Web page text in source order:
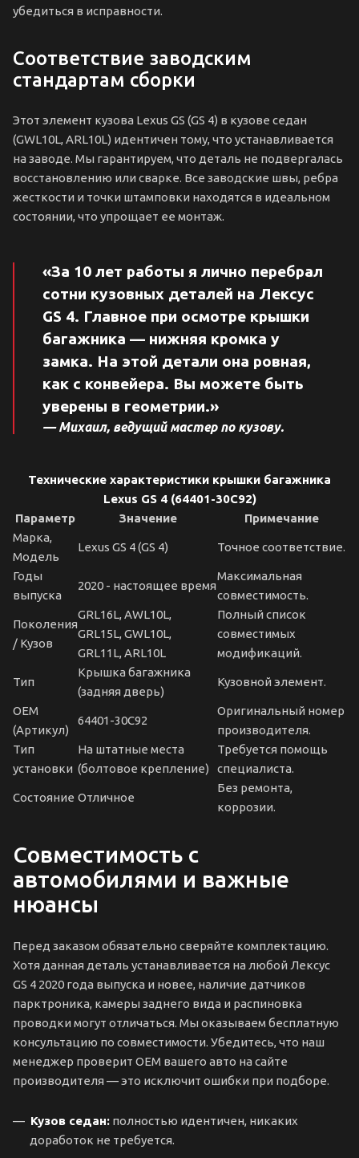
убедиться в исправности.
Соответствие заводским
стандартам сборки
Этот элемент кузова Lexus GS (GS 4) в кузове седан
(GWL10L, ARL10L) идентичен тому, что устанавливается
на заводе. Мы гарантируем, что деталь не подвергалась
восстановлению или сварке. Все заводские швы, ребра
жесткости и точки штамповки находятся в идеальном
состоянии, что упрощает ее монтаж.
«За 10 лет работы я лично перебрал
сотни кузовных деталей на Лексус
GS 4. Главное при осмотре крышки
багажника — нижняя кромка у
замка. На этой детали она ровная,
как с конвейера. Вы можете быть
уверены в геометрии.»
— Михаил, ведущий мастер по кузову.
Технические характеристики крышки багажника
Lexus GS 4 (64401-30C92)
Параметр
Значение
Примечание
Марка,
Модель
Lexus GS 4 (GS 4) Точное соответствие.
Годы
выпуска
2020 - настоящее время
Максимальная
совместимость.
Поколения
/ Кузов
GRL16L, AWL10L,
GRL15L, GWL10L,
GRL11L, ARL10L
Полный список
совместимых
модификаций.
Тип
Крышка багажника
(задняя дверь)
Кузовной элемент.
OEM
(Артикул)
64401-30C92
Оригинальный номер
производителя.
Тип
установки
На штатные места
(болтовое крепление)
Требуется помощь
специалиста.
Состояние Отличное
Без ремонта,
коррозии.
Совместимость с
автомобилями и важные
нюансы
Перед заказом обязательно сверяйте комплектацию.
Хотя данная деталь устанавливается на любой Лексус
GS 4 2020 года выпуска и новее, наличие датчиков
парктроника, камеры заднего вида и распиновка
проводки могут отличаться. Мы оказываем бесплатную
консультацию по совместимости. Убедитесь, что наш
менеджер проверит OEM вашего авто на сайте
производителя — это исключит ошибки при подборе.
Кузов седан: полностью идентичен, никаких
доработок не требуется.